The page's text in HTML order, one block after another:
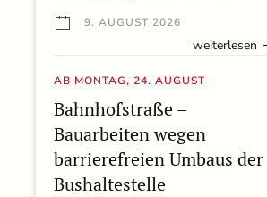
9. AUGUST 2026
weiterlesen
AB MONTAG, 24. AUGUST
Bahnhofstraße –
Bauarbeiten wegen
barrierefreien Umbaus der
Bushaltestelle